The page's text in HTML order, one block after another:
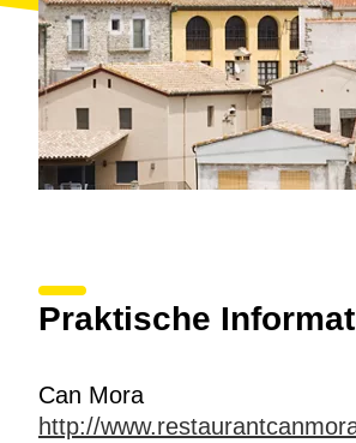
Praktische
Can Mora
http://